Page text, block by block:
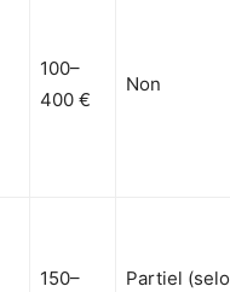
100–
400 €
Non
150–
Partiel